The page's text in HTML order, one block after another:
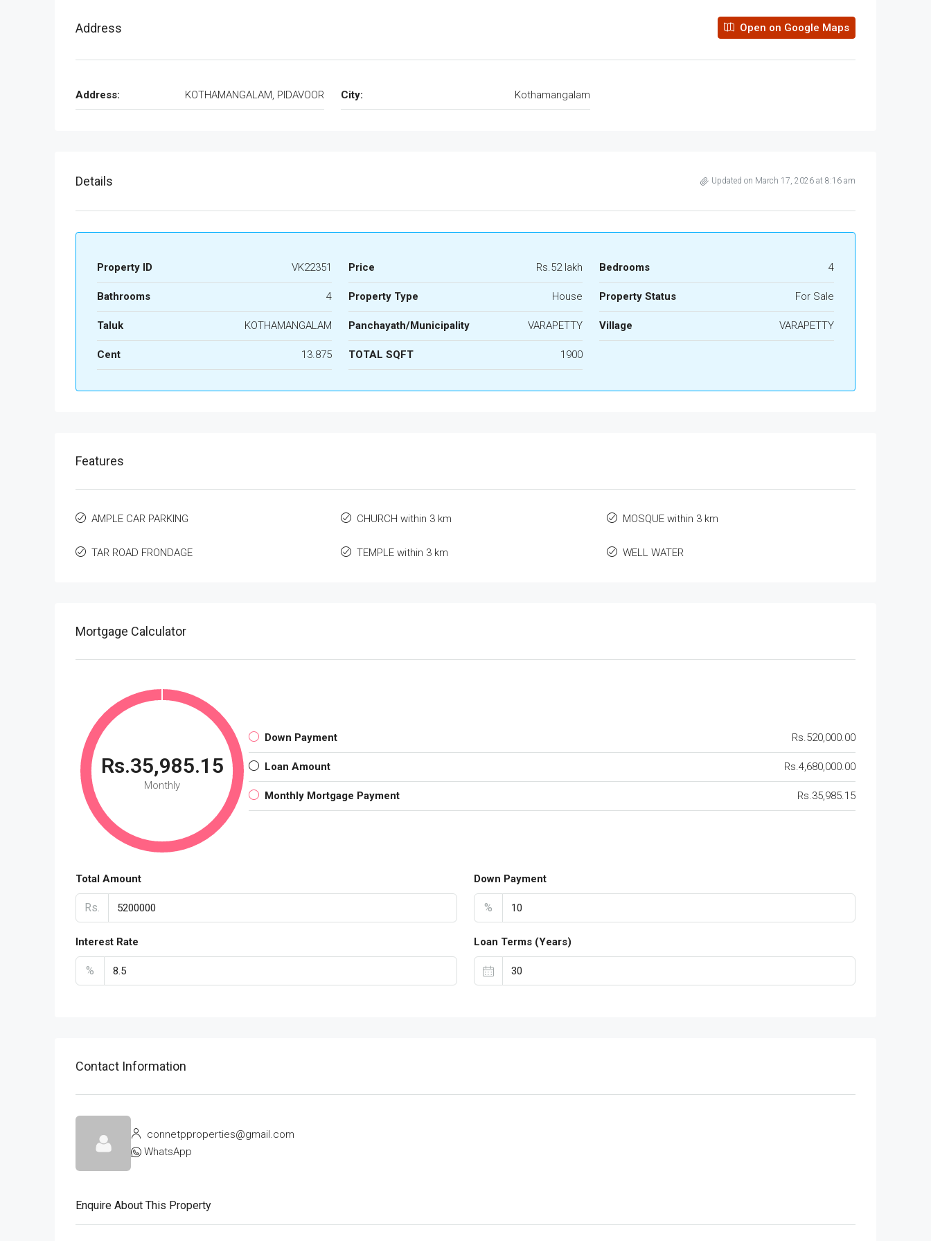
Address Open on Google Maps
Address: KOTHAMANGALAM, PIDAVOOR City: Kothamangalam
Details Updated on March 17, 2026 at 8:16 am
Property ID VK22351 Price Rs.52 lakh Bedrooms 4
Bathrooms 4 Property Type House Property Status For Sale
Taluk KOTHAMANGALAM Panchayath/Municipality VARAPETTY Village VARAPETTY
Cent 13.875 TOTAL SQFT 1900
Features
AMPLE CAR PARKING CHURCH within 3 km MOSQUE within 3 km
TAR ROAD FRONDAGE TEMPLE within 3 km WELL WATER
Mortgage Calculator
Rs.35,985.15
Monthly
Down Payment Rs.520,000.00
Loan Amount Rs.4,680,000.00
Monthly Mortgage Payment Rs.35,985.15
Total Amount
Rs.
Down Payment
%
Interest Rate
%
Loan Terms (Years)
Contact Information
connetpproperties@gmail.com
WhatsApp
Enquire About This Property